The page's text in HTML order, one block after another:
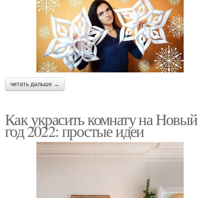
читать дальше →
Как украсить комнату на Новый
год 2022: простые идеи